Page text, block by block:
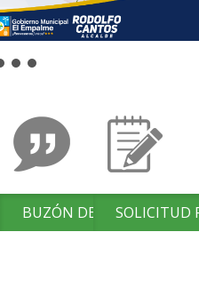
BUZÓN DE SUGERENCIAS
SOLICITUD